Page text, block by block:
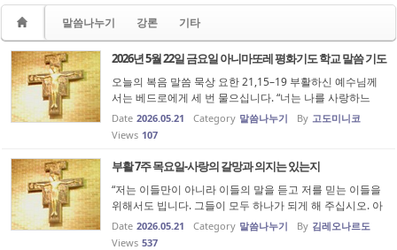
말씀나누기 강론 기타
2026년 5월 22일 금요일 아니마또레 평화기도 학교 말씀 기도
오늘의 복음 말씀 묵상 요한 21,15–19 부활하신 예수님께
서는 베드로에게 세 번 물으십니다. “너는 나를 사랑하느
냐?” 그리고 그때마다 “내 어린양들을 돌보아라”, “내 양들을
돌보아라” 하고 맡기십니다. 이 장면은 단순한 확인 질문이
Date 2026.05.21 Category 말씀나누기 By 고도미니코
Views 107
부활 7주 목요일-사랑의 갈망과 의지는 있는지
“저는 이들만이 아니라 이들의 말을 듣고 저를 믿는 이들을
위해서도 빕니다. 그들이 모두 하나가 되게 해 주십시오. 아
버지, 아버지께서 제 안에 계시고 제가 아버지 안에 있듯이,
그들도 우리 안에 있게 해 주십시오.” 오늘 복음은 주님께
Date 2026.05.21 Category 말씀나누기 By 김레오나르도
Views 537